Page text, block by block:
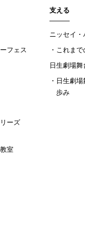
フェス
ーズ
室
支える
ニッセイ
これまで
日生劇場
日生劇
歩み